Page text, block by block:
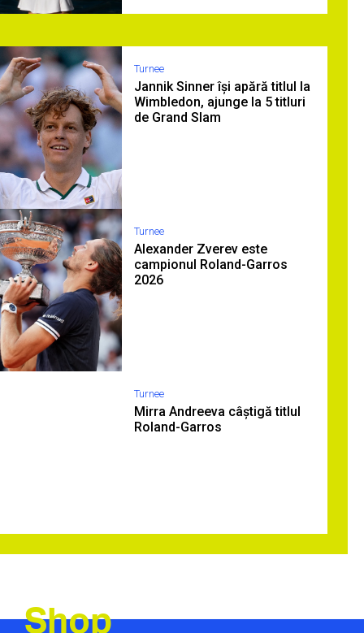
Turnee
Jannik Sinner își apără titlul la
Wimbledon, ajunge la 5 titluri
de Grand Slam
Turnee
Alexander Zverev este
campionul Roland-Garros
2026
Turnee
Mirra Andreeva câștigă titlul
Roland-Garros
Shop